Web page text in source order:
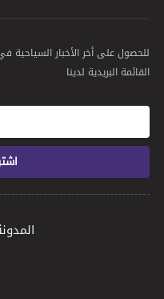
للحصول على أخر الأخبار السياحية
القائمة البريدية لدينا